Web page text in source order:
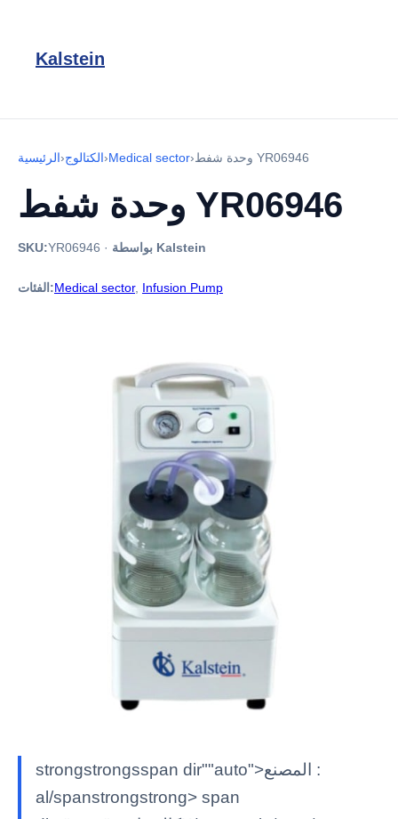
Kalstein
الرئيسية›الكتالوج›Medical sector› وحدة شفط YR06946
وحدة شفط YR06946
SKU:YR06946 · بواسطة Kalstein
الفئات:Medical sector, Infusion Pump
strongstrongsspan dir""auto">المصنع :
al/spanstrongstrong> span